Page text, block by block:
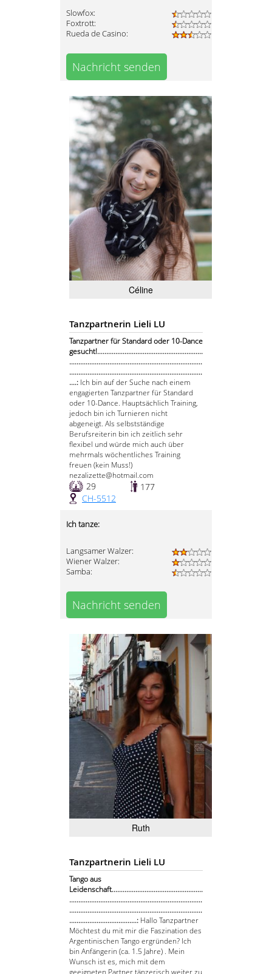
Slowfox:
Foxtrott:
Rueda de Casino:
Nachricht senden
Céline
Tanzpartnerin Lieli LU
Tanzpartner für Standard oder 10-Dance
gesucht!..........................................................
.........................................................................
.........................................................................
....: Ich bin auf der Suche nach einem
engagierten Tanzpartner für Standard
oder 10-Dance. Hauptsächlich Training,
jedoch bin ich Turnieren nicht
abgeneigt. Als selbstständige
Berufsreiterin bin ich zeitlich sehr
flexibel und würde mich auch über
mehrmals wöchentliches Training
freuen (kein Muss!)
nezalizette@hotmail.com
29
177
CH-5512
Ich tanze:
Langsamer Walzer:
Wiener Walzer:
Samba:
Nachricht senden
Ruth
Tanzpartnerin Lieli LU
Tango aus
Leidenschaft..................................................
.........................................................................
.........................................................................
.....................................: Hallo Tanzpartner
Möchtest du mit mir die Faszination des
Argentinischen Tango ergründen? Ich
bin Anfängerin (ca. 1.5 Jahre) . Mein
Wunsch ist es, mich mit dem